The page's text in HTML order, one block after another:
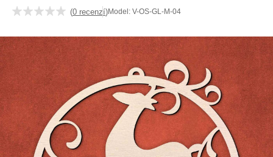
(0 recenzí)Model: V-OS-GL-M-04